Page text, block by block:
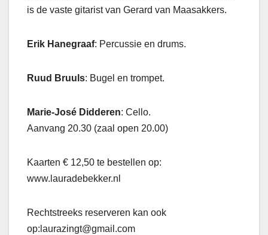
is de vaste gitarist van Gerard van Maasakkers.
Erik Hanegraaf: Percussie en drums.
Ruud Bruuls: Bugel en trompet.
Marie-José Didderen: Cello.
Aanvang 20.30 (zaal open 20.00)
Kaarten € 12,50 te bestellen op:
www.lauradebekker.nl
Rechtstreeks reserveren kan ook
op:laurazingt@gmail.com